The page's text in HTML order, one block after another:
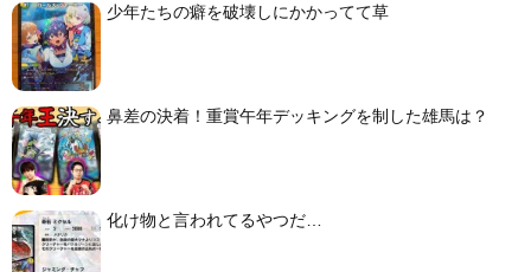
少年たちの癖を破壊しにかかってて草
鼻差の決着！重賞午年デッキングを制した雄馬は？
化け物と言われてるやつだ…